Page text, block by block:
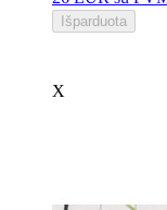
Išparduota
X